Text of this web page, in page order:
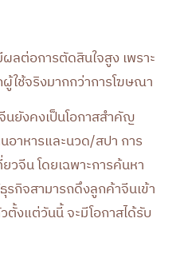
ลต่อการตัดสินใจสูง เพราะ
ใช้จริงมากกว่าการโฆษณา
นยังคงเป็นโอกาสสำคัญ
อาหารและนวด/สปา การ
วจีน โดยเฉพาะการค้นหา
กิจสามารถดึงลูกค้าจีนเข้า
ตั้งแต่วันนี้ จะมีโอกาสได้รับ